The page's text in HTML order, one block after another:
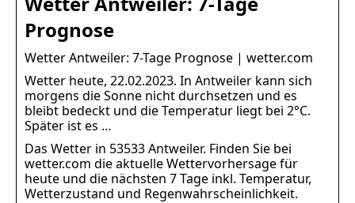
Prognose
Wetter Antweiler: 7-Tage Prognose | wetter.com
Wetter heute, 22.02.2023. In Antweiler kann sich
morgens die Sonne nicht durchsetzen und es
bleibt bedeckt und die Temperatur liegt bei 2°C.
Später ist es …
Das Wetter in 53533 Antweiler. Finden Sie bei
wetter.com die aktuelle Wettervorhersage für
heute und die nächsten 7 Tage inkl. Temperatur,
Wetterzustand und Regenwahrscheinlichkeit.